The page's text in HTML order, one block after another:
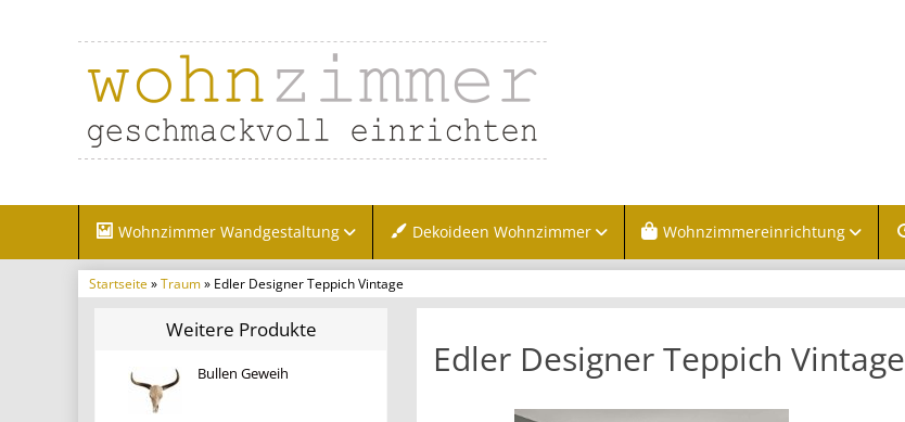
Wohnzimmer Wandgestaltung Dekoideen Wohnzimmer Wohnzimmereinrichtung
Startseite»Traum» Edler Designer Teppich Vintage
Weitere Produkte
Bullen Geweih Edler Designer Teppich Vintage